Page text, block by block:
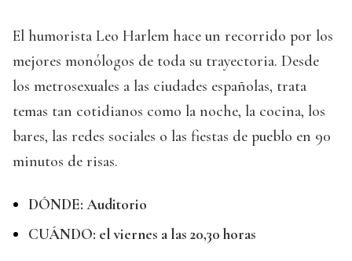
El humorista Leo Harlem hace un recorrido por los
mejores monólogos de toda su trayectoria. Desde
los metrosexuales a las ciudades españolas, trata
temas tan cotidianos como la noche, la cocina, los
bares, las redes sociales o las fiestas de pueblo en 90
minutos de risas.
DÓNDE: Auditorio
CUÁNDO: el viernes a las 20,30 horas